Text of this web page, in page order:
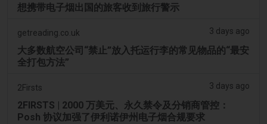
想携带电子烟出国的旅客收到旅行警示
getreading.co.uk 3 days ago
大多数航空公司“禁止”放入托运行李的常见物品的“最安
全打包方法”
2Firsts 3 days ago
2FIRSTS | 2000 万美元、永久禁令及分销商管控：
Posh 协议加强了伊利诺伊州电子烟合规要求